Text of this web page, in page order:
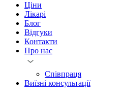
Ціни
Лікарі
Блог
Відгуки
Контакти
Про нас
Співпраця
Виїзні консультації